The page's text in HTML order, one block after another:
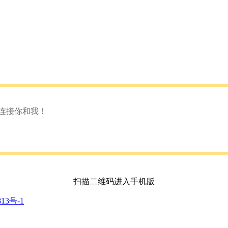
接你和我！
扫描二维码进入手机版
号-1